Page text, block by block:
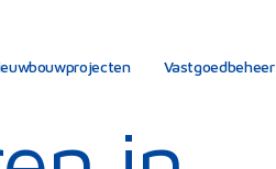
Vastgoedbeheer